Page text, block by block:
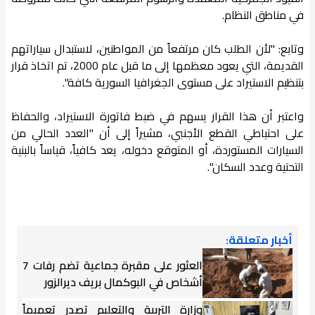
في مناطق النظام.
وتابع: "لأن الطلب كان مرتفعاً من المواطنين، لاستبدال سياراتهم
القديمة، التي يعود معظمها إلى ما قبل عام 2000، تم اتخاذ قرار
بتنظيم الاستيراد على مستوى الجغرافيا السورية كافة".
واعتبر أن هذا القرار يسهم في ضبط فاتورة الاستيراد، والحفاظ
على احتياطي القطع الأجنبي، مشيراً إلى أن "العدد الحالي من
السيارات المستوردة، أو المتوقع دخوله، يعد كافياً، قياساً بالبنية
التحتية وعدد السكان".
أخبار متعلقة:
العثور على مقبرة جماعية تضم رفات 7
أشخاص في البوكمال بريف ديرالزور
وزارة التربية والتعليم تصدر تعميماً